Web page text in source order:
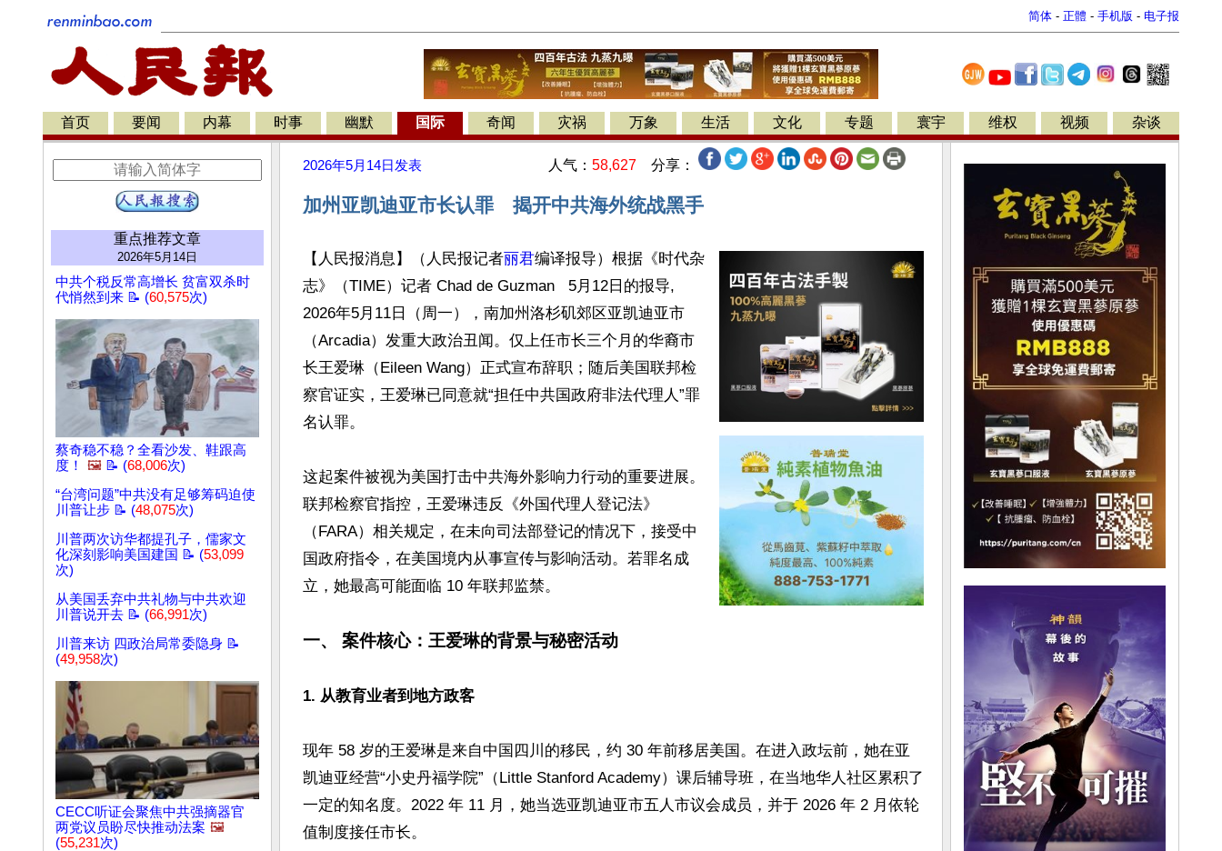
简体 - 正體 - 手机版 - 电子报
首页 要闻 内幕 时事 幽默 国际 奇闻 灾祸 万象 生活 文化 专题 寰宇 维权 视频 杂谈
重点推荐文章
2026年5月14日
中共个税反常高增长 贫富双杀时
代悄然到来 📝 (60,575次)
蔡奇稳不稳？全看沙发、鞋跟高
度！
🖼️ 📝 (68,006次)
“台湾问题”中共没有足够筹码迫使
川普让步 📝 (48,075次)
川普两次访华都提孔子，儒家文
化深刻影响美国建国 📝 (53,099
次)
从美国丢弃中共礼物与中共欢迎
川普说开去 📝 (66,991次)
川普来访 四政治局常委隐身 📝
(49,958次)
CECC听证会聚焦中共强摘器官
两党议员盼尽快推动法案 🖼️
(55,231次)
2026年5月14日 发表 人气： 58,627 分享：
加州亚凯迪亚市长认罪 揭开中共海外统战黑手
【人民报消息】（人民报记者丽君编译报导）根据《时代杂
志》（TIME）记者 Chad de Guzman   5月12日的报导,
2026年5月11日（周一），南加州洛杉矶郊区亚凯迪亚市
（Arcadia）发重大政治丑闻。仅上任市长三个月的华裔市
长王爱琳（Eileen Wang）正式宣布辞职；随后美国联邦检
察官证实，王爱琳已同意就“担任中共国政府非法代理人”罪
名认罪。
这起案件被视为美国打击中共海外影响力行动的重要进展。
联邦检察官指控，王爱琳违反《外国代理人登记法》
（FARA）相关规定，在未向司法部登记的情况下，接受中
国政府指令，在美国境内从事宣传与影响活动。若罪名成
立，她最高可能面临 10 年联邦监禁。
一、 案件核心：王爱琳的背景与秘密活动
1. 从教育业者到地方政客
现年 58 岁的王爱琳是来自中国四川的移民，约 30 年前移居美国。在进入政坛前，她在亚
凯迪亚经营“小史丹福学院”（Little Stanford Academy）课后辅导班，在当地华人社区累积了
一定的知名度。2022 年 11 月，她当选亚凯迪亚市五人市议会成员，并于 2026 年 2 月依轮
值制度接任市长。